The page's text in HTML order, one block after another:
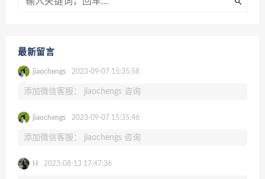
最新留言
jiaochengs 2023-09-07 15:35:58
添加微信客服： jiaochengs 咨询
jiaochengs 2023-09-07 15:35:46
添加微信客服： jiaochengs 咨询
H 2023-08-13 17:47:36